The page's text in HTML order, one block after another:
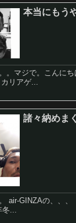
本当にもう
。マジで。こんに
リアゲ...
諸々納めま
air-GINZAの、、、
冬...